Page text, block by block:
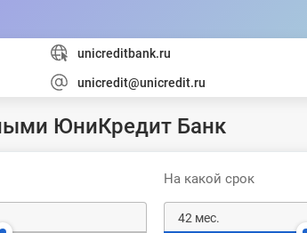
unicreditbank.ru
unicredit@unicredit.ru
ЮниКредит Банк
На какой срок